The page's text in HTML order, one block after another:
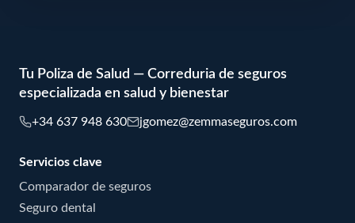
Tu Poliza de Salud — Correduria de seguros
especializada en salud y bienestar
+34 637 948 630 jgomez@zemmaseguros.com
Servicios clave
Comparador de seguros
Seguro dental